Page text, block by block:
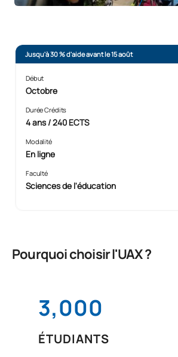
Jusqu'à 30 % d'aide avant le 15 août
Début
Octobre
Durée Crédits
4 ans / 240 ECTS
Modalité
En ligne
Faculté
Sciences de l'éducation
Pourquoi choisir l'UAX ?
3,000
ÉTUDIANTS